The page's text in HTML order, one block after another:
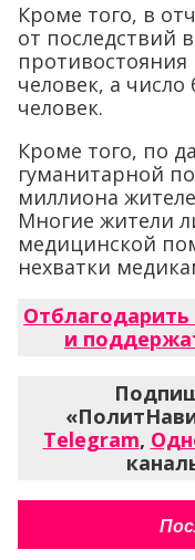
Кроме того, в
от последствий
человек, а
человек.
Кроме того, по
гуманитарной
миллиона
Многие жители
медицинской
нехватки
и
Telegram,